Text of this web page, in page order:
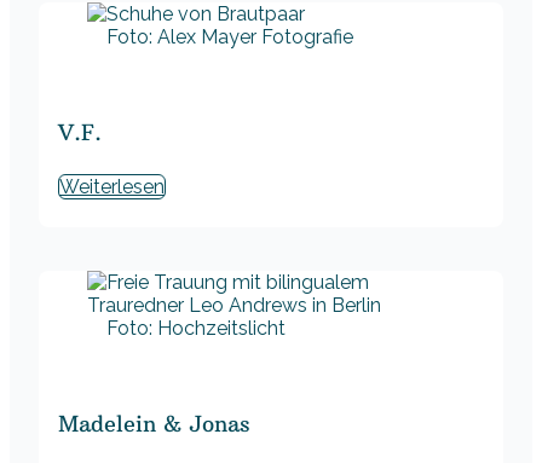
Foto: Alex Mayer Fotografie
V.F.
Weiterlesen
Foto: Hochzeitslicht
Madelein & Jonas